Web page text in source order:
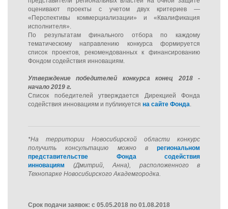
оценивают проекты с учетом двух критериев —
«Перспективы коммерциализации» и «Квалификация
исполнителя».
По результатам финального отбора по каждому
тематическому направлению конкурса формируется
список проектов, рекомендованных к финансированию
Фондом содействия инновациям.
Утверждение победителей конкурса конец 2018 -
начало 2019 г.
Список победителей утверждается Дирекцией Фонда
содействия инновациям и публикуется на сайте Фонда
*На территории Новосибирской области конкурс
получить консультацию можно в региональном
представительстве Фонда содействия
инновациям (Дмитрий, Анна), расположенного в
Технопарке Новосибирского Академгородка.
Срок подачи заявок: с 05.05.2018 по 01.08.2018